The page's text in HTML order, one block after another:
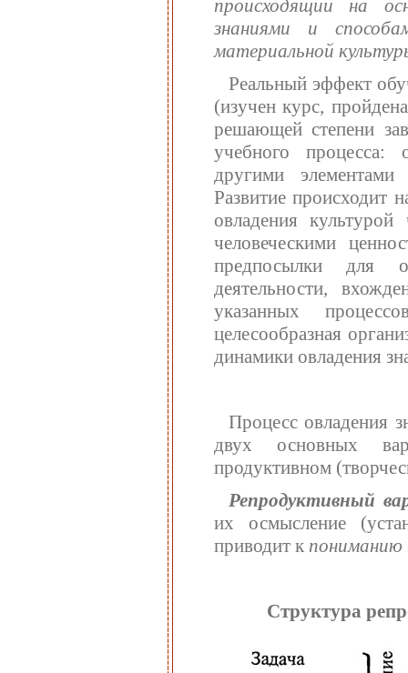
происходящий на
знаниями и
материальной
Реальный эффект
(изучен курс,
решающей степени
учебного процесса:
другими
Развитие происходит
овладения культурой
человеческими
предпосылки для
деятельности,
указанных
целесообразная
динамики овладения
Процесс овладения
двух основных
продуктивном
Репродуктивный
их осмысление
приводит к пониманию
Структура